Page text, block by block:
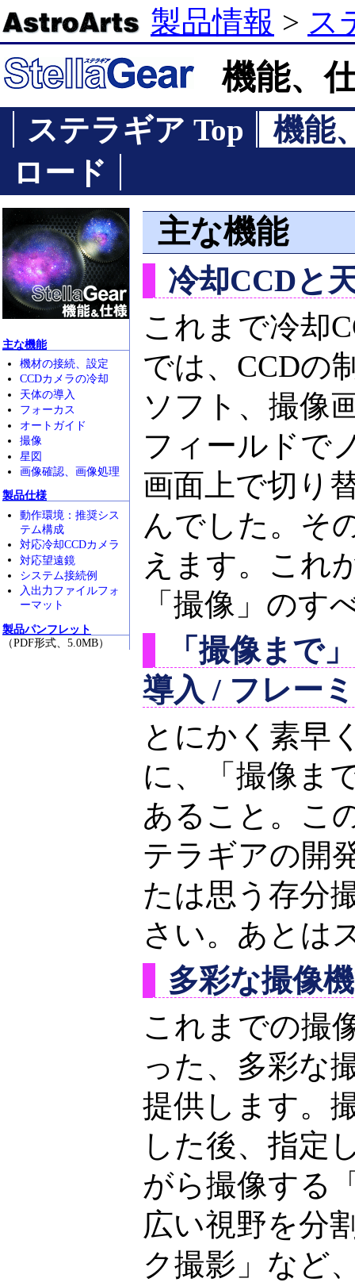
製品情報 > ス
機能、
ステラギア Top
機能
ロード
主な機能
機材の接続、設定
CCDカメラの冷却
天体の導入
フォーカス
オートガイド
撮像
星図
画像確認、画像処理
製品仕様
動作環境：推奨シス
テム構成
対応冷却CCDカメラ
対応望遠鏡
システム接続例
入出力ファイルフォ
ーマット
製品パンフレット
（PDF形式、5.0MB）
主な機能
冷却CCDと
これまで冷却
では、CCDの
ソフト、撮像
フィールドで
画面上で切り
んでした。そ
えます。これ
「撮像」のす
「撮像まで
導入 / フレー
とにかく素早
に、「撮像ま
あること。こ
テラギアの開
たは思う存分
さい。あとは
多彩な撮像
これまでの撮
った、多彩な
提供します。
した後、指定
がら撮像する
広い視野を分
ク撮影」など